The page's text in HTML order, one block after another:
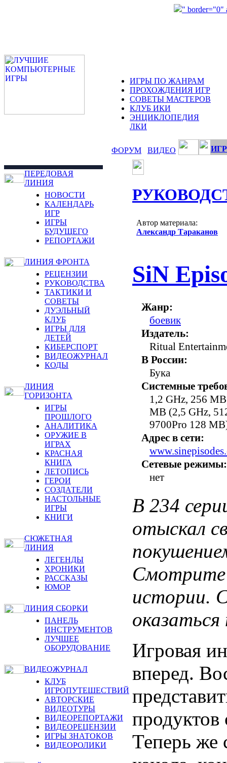
" border="0"
ИГРЫ ПО ЖАНРАМ
ПРОХОЖДЕНИЯ ИГР
СОВЕТЫ МАСТЕРОВ
КЛУБ ИКИ
ЭНЦИКЛОПЕДИЯ
ЛКИ
ФОРУМ ВИДЕО
ПЕРЕДОВАЯ
ЛИНИЯ
НОВОСТИ
КАЛЕНДАРЬ
ИГР
ИГРЫ
БУДУЩЕГО
РЕПОРТАЖИ
ЛИНИЯ ФРОНТА
РЕЦЕНЗИИ
РУКОВОДСТВА
ТАКТИКИ И
СОВЕТЫ
ДУЭЛЬНЫЙ
КЛУБ
ИГРЫ ДЛЯ
ДЕТЕЙ
КИБЕРСПОРТ
ВИДЕОЖУРНАЛ
КОДЫ
ЛИНИЯ
ГОРИЗОНТА
ИГРЫ
ПРОШЛОГО
АНАЛИТИКА
ОРУЖИЕ В
ИГРАХ
КРАСНАЯ
КНИГА
ЛЕТОПИСЬ
ГЕРОИ
СОЗДАТЕЛИ
НАСТОЛЬНЫЕ
ИГРЫ
КНИГИ
СЮЖЕТНАЯ
ЛИНИЯ
ЛЕГЕНДЫ
ХРОНИКИ
РАССКАЗЫ
ЮМОР
ЛИНИЯ СБОРКИ
ПАНЕЛЬ
ИНСТРУМЕНТОВ
ЛУЧШЕЕ
ОБОРУДОВАНИЕ
ВИДЕОЖУРНАЛ
КЛУБ
ИГРОПУТЕШЕСТВИЙ
АВТОРСКИЕ
ВИДЕОТУРЫ
ВИДЕОРЕПОРТАЖИ
ВИДЕОРЕЦЕНЗИИ
ИГРЫ ЗНАТОКОВ
ВИДЕОРОЛИКИ
Автор материала:
Александр Тараканов
SiN
Жанр:
боевик
Издатель:
Ritual
В России:
Бука
Системные
1,2 GHz, 256
MB (2,5 GHz,
9700Pro 128
Адрес в сети:
Сетевые режимы:
нет
В 234
отыскал
Смотрите
истории.
оказаться
Игровая
вперед.
продуктов
Теперь же